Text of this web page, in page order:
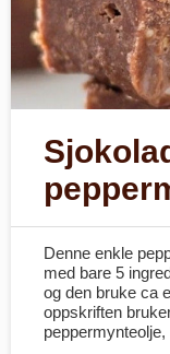
Denne enkle
med bare 5
og den bruke ca
oppskriften